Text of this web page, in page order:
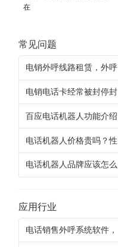
在
常见问题
电销外呼线路租赁，外呼
电销电话卡经常被封停封
百应电话机器人功能介绍
电话机器人价格贵吗？性
电话机器人品牌应该怎么
应用行业
电话销售外呼系统软件，